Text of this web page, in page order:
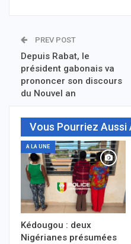
PREV POST
Depuis Rabat, le
président gabonais va
prononcer son discours
du Nouvel an
Vous Pourriez Aussi
A LA UNE
Kédougou : deux
Nigérianes présumées